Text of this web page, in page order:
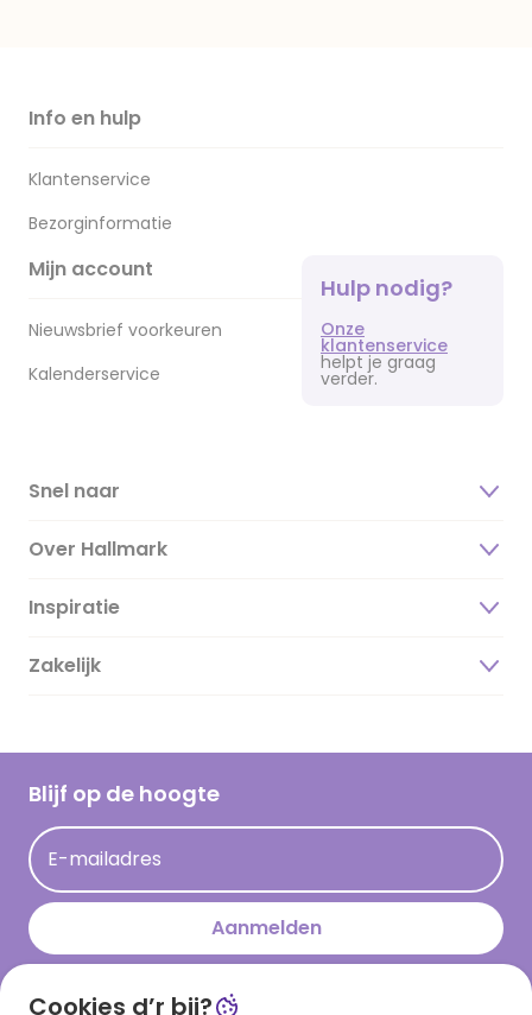
Info en hulp
Klantenservice
Bezorginformatie
Mijn account
Nieuwsbrief voorkeuren
Kalenderservice
Hulp nodig?
Onze
klantenservice
helpt je graag
verder.
Snel naar
Over Hallmark
Over ons
Duurzaamheid
Hallmark Kaartclub
Acties
Persberichten
Hallmark en Kinderpostzegels
Inspiratie
Magazine
Cadeau inspiratie
Kaartinspiratie
Zakelijk
Blijf op de hoogte
E-mailadres
Aanmelden
Cookies d’r bij?